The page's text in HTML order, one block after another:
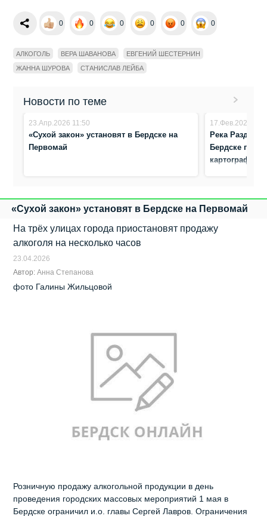
0 0 0 0 0 0
АЛКОГОЛЬ ВЕРА ШАВАНОВА
ЕВГЕНИЙ ШЕСТЕРНИН
ЖАННА ШУРОВА
СТАНИСЛАВ ЛЕЙБА
Новости по теме
23.Апр.2026 11:50
«Сухой закон» установят в Бердске на
Первомай
17.Фев.2026
Река
Бердске
«Сухой закон» установят в Бердске на Первомай
На трёх улицах города приостановят продажу
алкоголя на несколько часов
23.04.2026
Автор:Анна Степанова
фото Галины Жильцовой
Розничную продажу алкогольной продукции в день
проведения городских массовых мероприятий 1 мая в
Бердске ограничил и.о. главы Сергей Лавров. Ограничения